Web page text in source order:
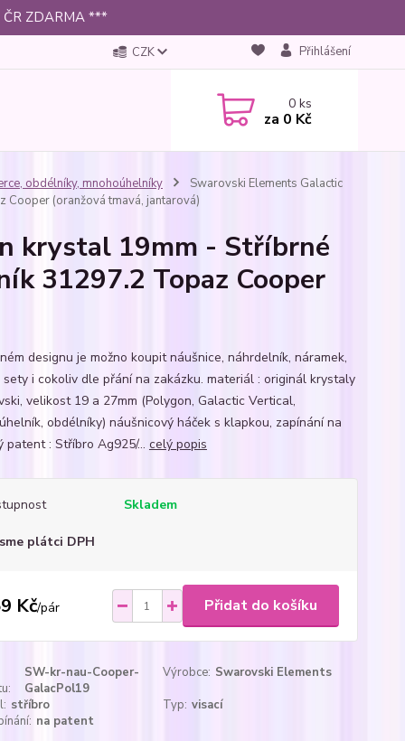
ČR ZDARMA ***
CZK Přihlášení
0ks
za 0 Kč
obdélníky, mnohoúhelníky
Swarovski Elements Galactic
Cooper (oranžová tmavá, jantarová)
krystal 19mm - Stříbrné
31297.2 Topaz Cooper
designu je možno koupit náušnice, náhrdelník, náramek,
sety i cokoliv dle přání na zakázku. materiál : originál krystaly
velikost 19 a 27mm (Polygon, Galactic Vertical,
obdélníky) náušnicový háček s klapkou, zapínání na
patent : Stříbro Ag925/... celý popis
Skladem
plátci DPH
Kč/pár Přidat do košíku
SW-kr-nau-Cooper-
GalacPol19
Výrobce: Swarovski Elements
stříbro Typ: visací
na patent